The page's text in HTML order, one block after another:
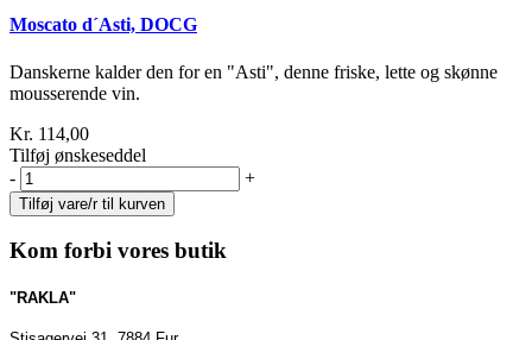
Moscato d´Asti, DOCG
Danskerne kalder den for en "Asti", denne friske, lette og skønne
mousserende vin.
Kr. 114,00
Tilføj ønskeseddel
-
+
Kom forbi vores butik
"RAKLA"